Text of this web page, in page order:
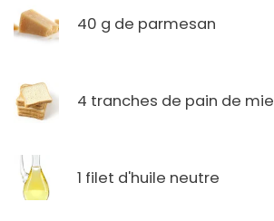
40 g de parmesan
4 tranches de pain de mie
1 filet d'huile neutre